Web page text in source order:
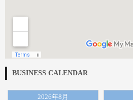
BUSINESS CALENDAR
2026年8月